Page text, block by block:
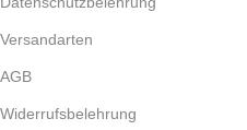
Versandarten
AGB
Widerrufsbelehrung